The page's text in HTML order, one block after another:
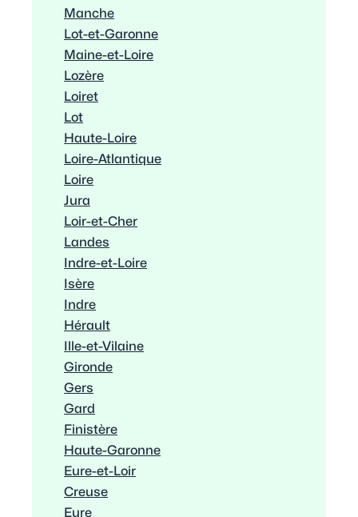
Manche
Lot-et-Garonne
Maine-et-Loire
Lozère
Loiret
Lot
Haute-Loire
Loire-Atlantique
Loire
Jura
Loir-et-Cher
Landes
Indre-et-Loire
Isère
Indre
Hérault
Ille-et-Vilaine
Gironde
Gers
Gard
Finistère
Haute-Garonne
Eure-et-Loir
Creuse
Eure